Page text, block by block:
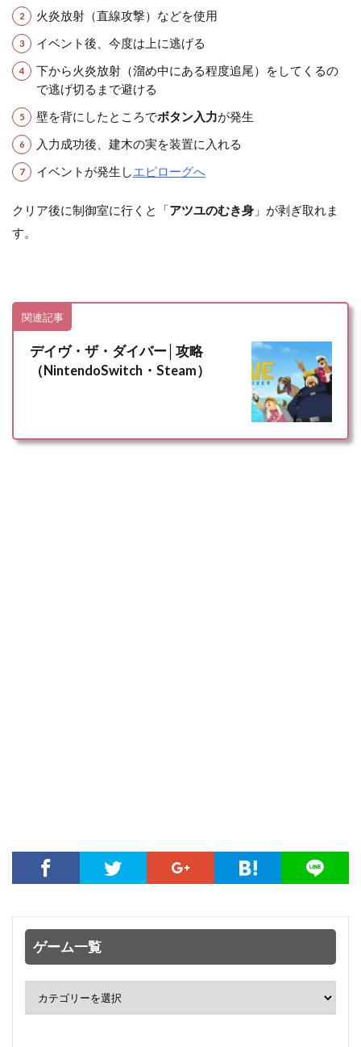
火炎放射（直線攻撃）などを使用
イベント後、今度は上に逃げる
下から火炎放射（溜め中にある程度追尾）をしてくるの
で逃げ切るまで避ける
壁を背にしたところでボタン入力が発生
入力成功後、建木の実を装置に入れる
イベントが発生しエピローグへ
クリア後に制御室に行くと「アツユのむき身 」が剥ぎ取れま
す。
関連記事
デイヴ・ザ・ダイバー│攻略
（NintendoSwitch・Steam）
ゲーム一覧